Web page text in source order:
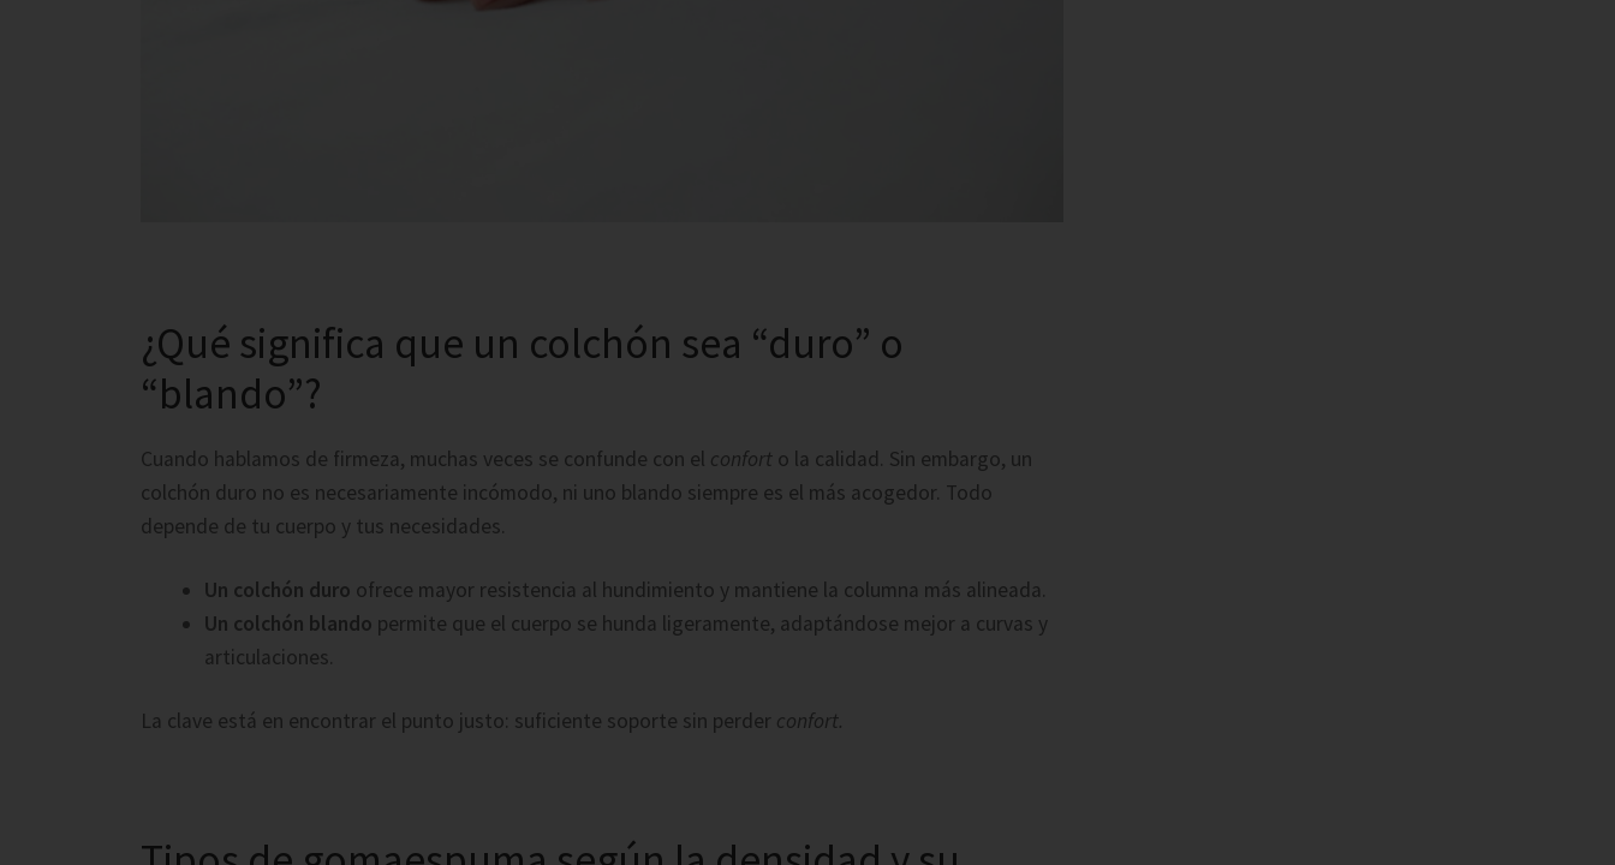
¿Qué significa que un colchón sea “duro” o
“blando”?
Cuando hablamos de firmeza, muchas veces se confunde con el confort o la calidad. Sin embargo, un
colchón duro no es necesariamente incómodo, ni uno blando siempre es el más acogedor. Todo
depende de tu cuerpo y tus necesidades.
Un colchón duro ofrece mayor resistencia al hundimiento y mantiene la columna más alineada.
Un colchón blando permite que el cuerpo se hunda ligeramente, adaptándose mejor a curvas y
articulaciones.
La clave está en encontrar el punto justo: suficiente soporte sin perder confort.